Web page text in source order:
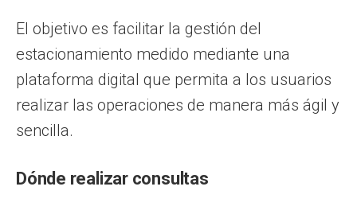
El objetivo es facilitar la gestión del
estacionamiento medido mediante una
plataforma digital que permita a los usuarios
realizar las operaciones de manera más ágil y
sencilla.
Dónde realizar consultas